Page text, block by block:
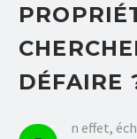
DÉFAIRE
n effet,